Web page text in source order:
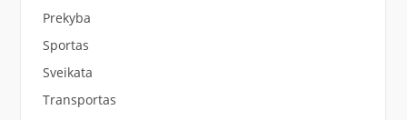
Prekyba
Sportas
Sveikata
Transportas